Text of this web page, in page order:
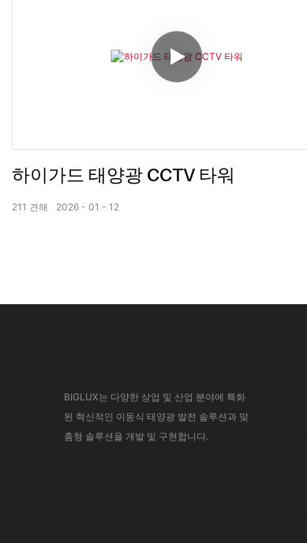
하이가드 태양광 CCTV 타워
2026 01 12
211 견해
BIGLUX는 다양한 상업 및 산업 분야에 특화
된 혁신적인 이동식 태양광 발전 솔루션과 맞
춤형 솔루션을 개발 및 구현합니다.